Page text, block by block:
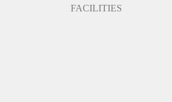
FACILITIES